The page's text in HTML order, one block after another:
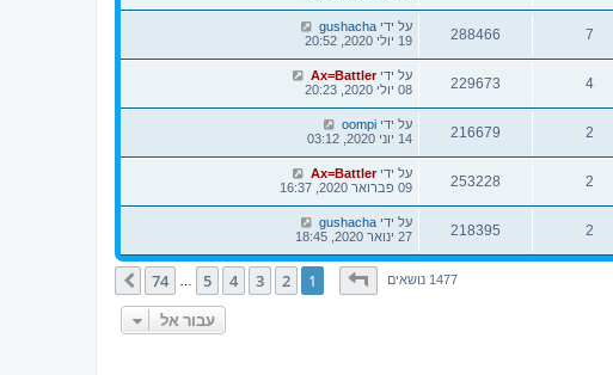
7
288466 על ידי gushacha
19 יולי 2020, 20:52
4
229673 על ידיAx=Battler
08 יולי 2020, 20:23
2
216679 על ידי oompi
14 יוני 2020, 03:12
2
253228 על ידיAx=Battler
09 פברואר 2020, 16:37
2
218395 על ידי gushacha
27 ינואר 2020, 18:45
1477 נושאיםדף1מתוך74
1
2
3
4
5
74 הבא
עבור אל